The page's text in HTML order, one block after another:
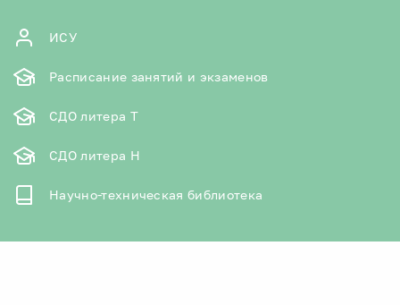
ИСУ
Расписание занятий и экзаменов
СДО литера Т
СДО литера Н
Научно-техническая библиотека